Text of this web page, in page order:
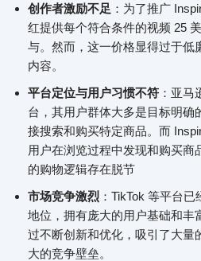
创作者激励不足 ：为了推广
红提供每个符合条件的视频 25
与。然而，这一价格显得过于低
内容。
平台定位与用户习惯不符 ：亚
台，其用户群体大多是目标明确
接搜索和购买特定商品。而
用户在浏览过程中发现和购买商
的购物逻辑存在脱节
市场竞争激烈 ：TikTok 等平台
地位，拥有庞大的用户基础和丰
过不断创新和优化，吸引了大量
大的竞争壁垒。